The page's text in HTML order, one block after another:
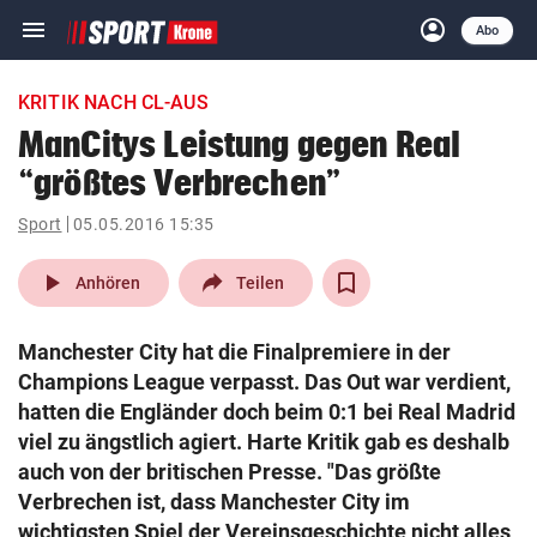
menu Navigation
ein-/ausklappen
account_circle
Anmelden
Abo
close Schließen
account_circle Anmelden
pin_drop
Wien arrow_right
search
Suchbegriff
eingeben
KRITIK NACH CL-AUS
ManCitys Leistung gegen Real
“größtes Verbrechen”
Sport 05.05.2016 15:35
play_arrow Anhören Teilen
Manchester City hat die Finalpremiere in der
Champions League verpasst. Das Out war verdient,
hatten die Engländer doch beim 0:1 bei Real Madrid
viel zu ängstlich agiert. Harte Kritik gab es deshalb
auch von der britischen Presse. "Das größte
Verbrechen ist, dass Manchester City im
wichtigsten Spiel der Vereinsgeschichte nicht alles